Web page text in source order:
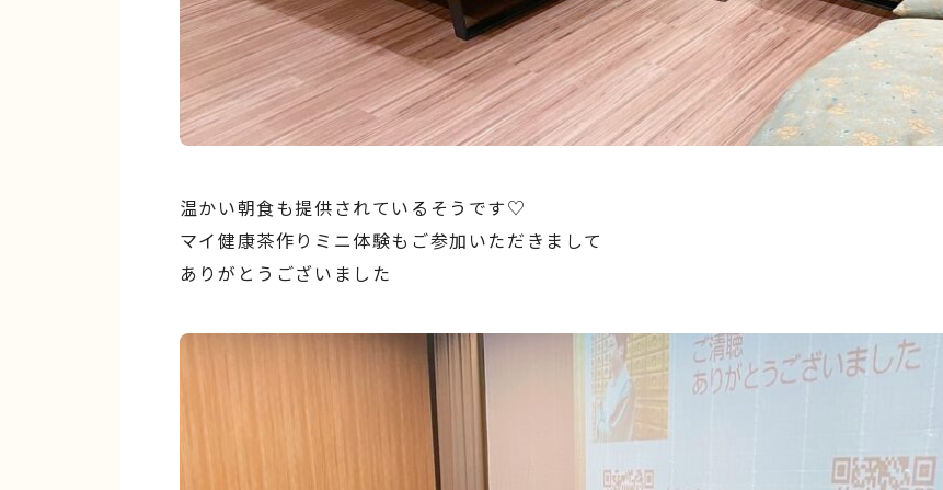
温かい朝食も提供されているそうです♡
マイ健康茶作りミニ体験もご参加いただきまして
ありがとうございました